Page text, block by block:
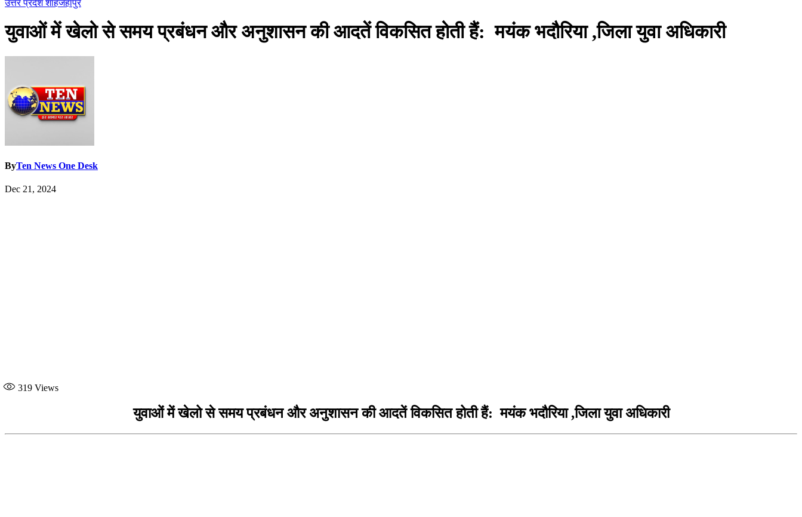
उत्तर प्रदेशशाहजहांपुर
युवाओं में खेलो से समय प्रबंधन और अनुशासन की आदतें विकसित होती हैं: मयंक भदौरिया ,जिला युवा अधिकारी
ByTen News One Desk
Dec 21, 2024
319 Views
युवाओं में खेलो से समय प्रबंधन और अनुशासन की आदतें विकसित होती हैं: मयंक भदौरिया ,जिला युवा अधिकारी